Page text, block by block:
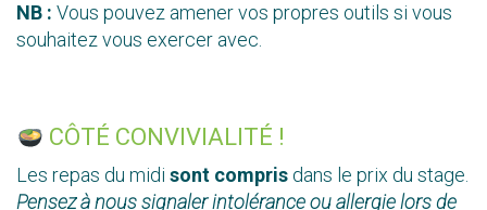
NB : Vous pouvez amener vos propres outils si vous
souhaitez vous exercer avec.
CÔTÉ CONVIVIALITÉ !
Les repas du midi sont compris dans le prix du stage.
Pensez à nous signaler intolérance ou allergie lors de